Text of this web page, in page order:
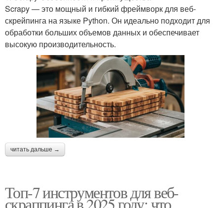
Scrapy — это мощный и гибкий фреймворк для веб-
скрейпинга на языке Python. Он идеально подходит для
обработки больших объемов данных и обеспечивает
высокую производительность.
читать дальше →
Топ-7 инструментов для веб-